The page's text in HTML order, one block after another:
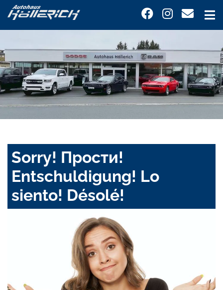
Sorry! Прости!
Entschuldigung! Lo
siento! Désolé!